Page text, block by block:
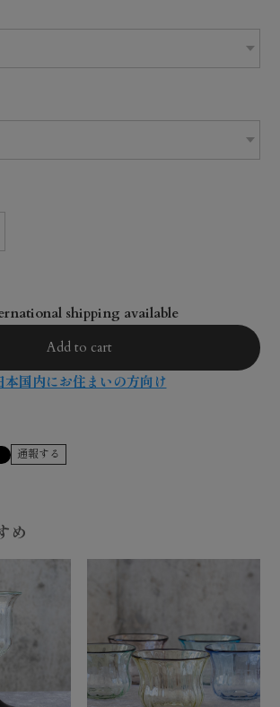
shipping available
Add to cart
本国内にお住まいの方向け
通報する
め